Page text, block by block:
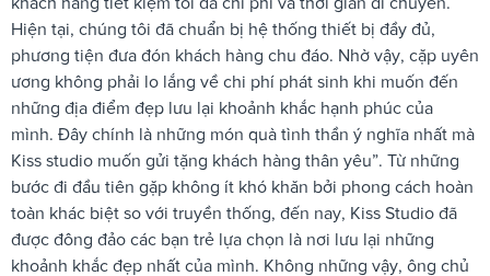
Hiện tại, chúng tôi đã chuẩn bị hệ thống thiết bị đầy đủ,
phương tiện đưa đón khách hàng chu đáo. Nhờ vậy, cặp uyên
ương không phải lo lắng về chi phí phát sinh khi muốn đến
những địa điểm đẹp lưu lại khoảnh khắc hạnh phúc của
mình. Đây chính là những món quà tình thần ý nghĩa nhất mà
Kiss studio muốn gửi tặng khách hàng thân yêu”. Từ những
bước đi đầu tiên gặp không ít khó khăn bởi phong cách hoàn
toàn khác biệt so với truyền thống, đến nay, Kiss Studio đã
được đông đảo các bạn trẻ lựa chọn là nơi lưu lại những
khoảnh khắc đẹp nhất của mình. Không những vậy, ông chủ